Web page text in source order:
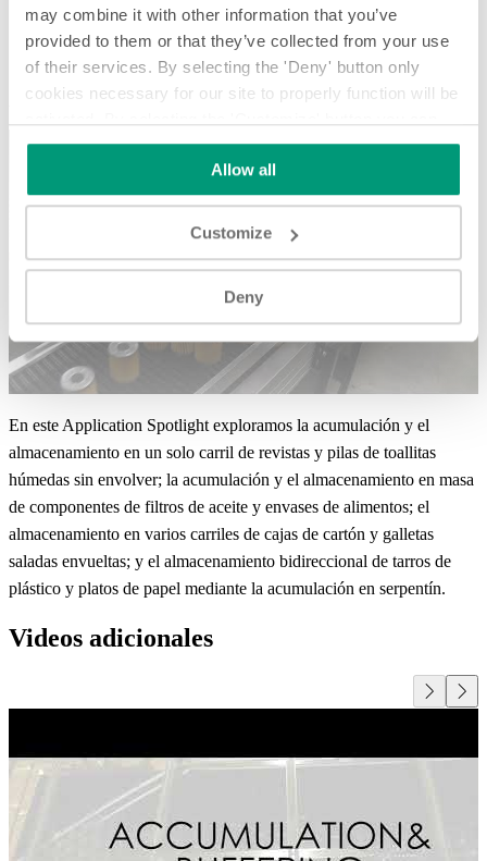
may combine it with other information that you’ve
provided to them or that they’ve collected from your use
of their services. By selecting the 'Deny' button only
cookies necessary for our site to properly function will be
choose the individual categories of cookies you want to
Read the complete cookie policy.
Allow all
Customize
Deny
Acumulación y almacenamiento – Aplicación destacada
Acumulación y almacenamiento – Aplicación destacada
Play
En este Application Spotlight exploramos la acumulación y el
almacenamiento en un solo carril de revistas y pilas de toallitas
húmedas sin envolver; la acumulación y el almacenamiento en masa
de componentes de filtros de aceite y envases de alimentos; el
almacenamiento en varios carriles de cajas de cartón y galletas
saladas envueltas; y el almacenamiento bidireccional de tarros de
plástico y platos de papel mediante la acumulación en serpentín.
Videos adicionales